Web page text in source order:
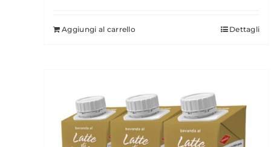
Aggiungi al carrello Dettagli